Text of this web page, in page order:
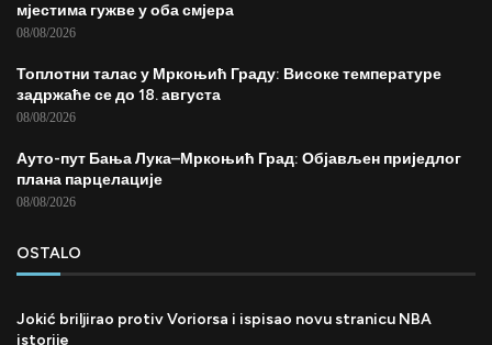
мјестима гужве у оба смјера
08/08/2026
Топлотни талас у Мркоњић Граду: Високе температуре
задржаће се до 18. августа
08/08/2026
Ауто-пут Бања Лука–Мркоњић Град: Објављен приједлог
плана парцелације
08/08/2026
OSTALO
Jokić briljirao protiv Voriorsa i ispisao novu stranicu NBA
istorije